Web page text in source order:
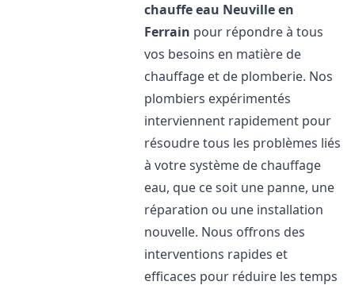
chauffe eau Neuville en
Ferrain pour répondre à tous
vos besoins en matière de
chauffage et de plomberie. Nos
plombiers expérimentés
interviennent rapidement pour
résoudre tous les problèmes liés
à votre système de chauffage
eau, que ce soit une panne, une
réparation ou une installation
nouvelle. Nous offrons des
interventions rapides et
efficaces pour réduire les temps